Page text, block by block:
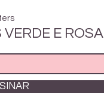
E ROSA